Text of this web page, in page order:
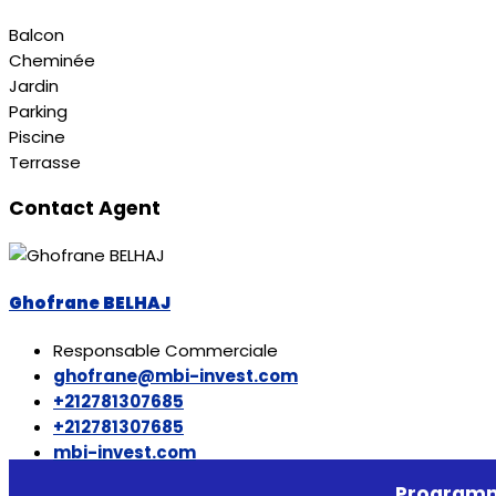
Balcon
Cheminée
Jardin
Parking
Piscine
Terrasse
Contact Agent
Ghofrane BELHAJ
Responsable Commerciale
ghofrane@mbi-invest.com
+212781307685
+212781307685
mbi-invest.com